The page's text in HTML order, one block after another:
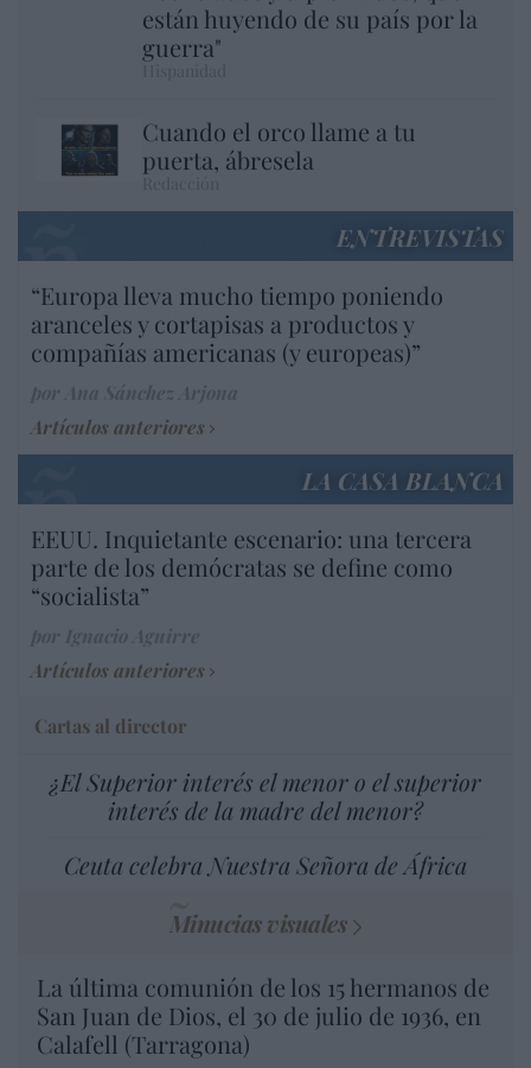
están huyendo de su país por la
guerra"
Cuando el orco llame a tu
puerta, ábresela
ENTREVISTAS
“Europa lleva mucho tiempo poniendo
aranceles y cortapisas a productos y
compañías americanas (y europeas)”
Artículos anteriores
LA CASA BLANCA
EEUU. Inquietante escenario: una tercera
parte de los demócratas se define como
“socialista”
Artículos anteriores
Cartas al director
¿El Superior interés el menor o el superior
interés de la madre del menor?
Ceuta celebra Nuestra Señora de África
Minucias visuales
La última comunión de los 15 hermanos de
San Juan de Dios, el 30 de julio de 1936, en
Calafell (Tarragona)